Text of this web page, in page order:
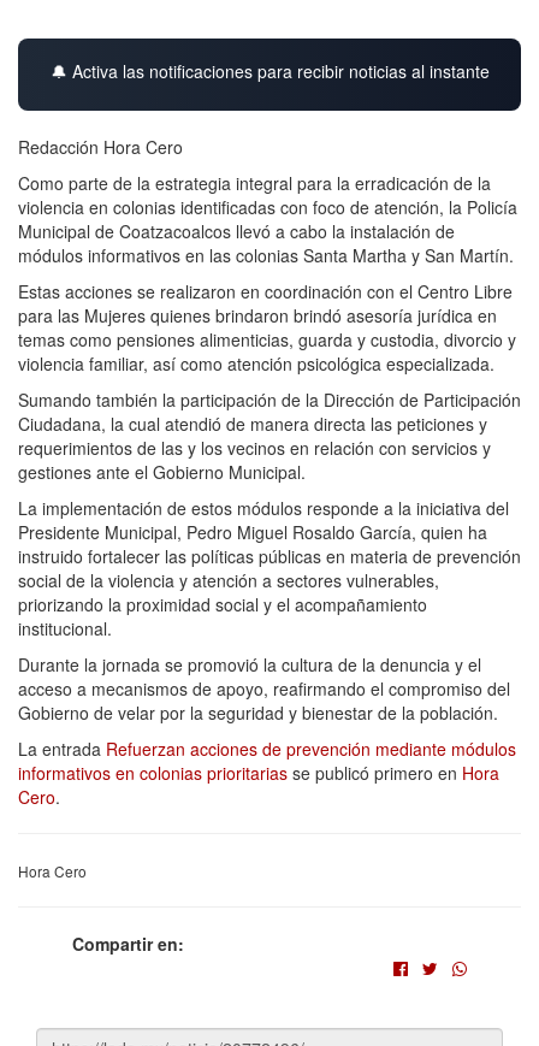
🔔 Activa las notificaciones para recibir noticias al instante
Redacción Hora Cero
Como parte de la estrategia integral para la erradicación de la
violencia en colonias identificadas con foco de atención, la Policía
Municipal de Coatzacoalcos llevó a cabo la instalación de
módulos informativos en las colonias Santa Martha y San Martín.
Estas acciones se realizaron en coordinación con el Centro Libre
para las Mujeres quienes brindaron brindó asesoría jurídica en
temas como pensiones alimenticias, guarda y custodia, divorcio y
violencia familiar, así como atención psicológica especializada.
Sumando también la participación de la Dirección de Participación
Ciudadana, la cual atendió de manera directa las peticiones y
requerimientos de las y los vecinos en relación con servicios y
gestiones ante el Gobierno Municipal.
La implementación de estos módulos responde a la iniciativa del
Presidente Municipal, Pedro Miguel Rosaldo García, quien ha
instruido fortalecer las políticas públicas en materia de prevención
social de la violencia y atención a sectores vulnerables,
priorizando la proximidad social y el acompañamiento
institucional.
Durante la jornada se promovió la cultura de la denuncia y el
acceso a mecanismos de apoyo, reafirmando el compromiso del
Gobierno de velar por la seguridad y bienestar de la población.
La entrada Refuerzan acciones de prevención mediante módulos
informativos en colonias prioritarias se publicó primero en Hora
Cero.
Hora Cero
Compartir en: